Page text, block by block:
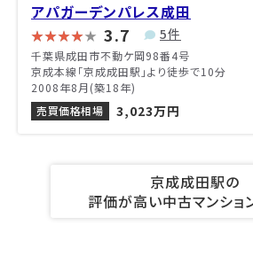
アパガーデンパレス成田
3.7 5件
千葉県成田市不動ケ岡98番4号
京成本線「京成成田駅」より徒歩で10分
2008年8月(築18年)
売買価格相場
3,023万円
京成成田駅の
評価が高い中古マンショ